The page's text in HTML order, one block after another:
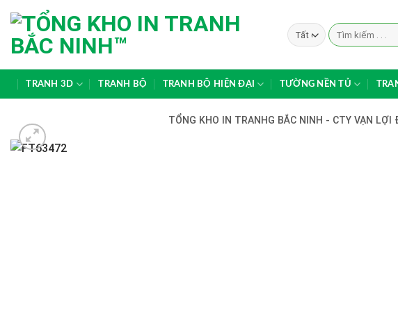
to
content
Search
for:
TRANH 3D TRANH BỘ TRANH BỘ HIỆN ĐẠI TƯỜNG NỀN TỦ
TỔNG KHO IN TRANHG BẮC NINH - CTY VẠN LỢI